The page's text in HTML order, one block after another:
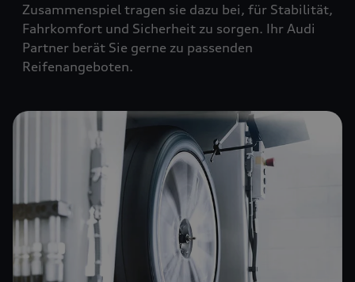
Zusammenspiel tragen sie dazu bei, für Stabilität,
Fahrkomfort und Sicherheit zu sorgen. Ihr Audi
Partner berät Sie gerne zu passenden
Reifenangeboten.